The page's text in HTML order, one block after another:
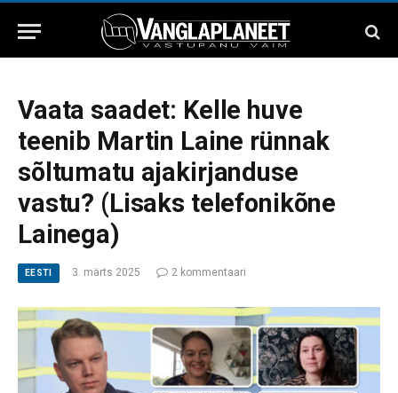
Vaata saadet: Kelle huve
teenib Martin Laine rünnak
sõltumatu ajakirjanduse
vastu? (Lisaks telefonikõne
Lainega)
EESTI 3. märts 2025 2 kommentaari